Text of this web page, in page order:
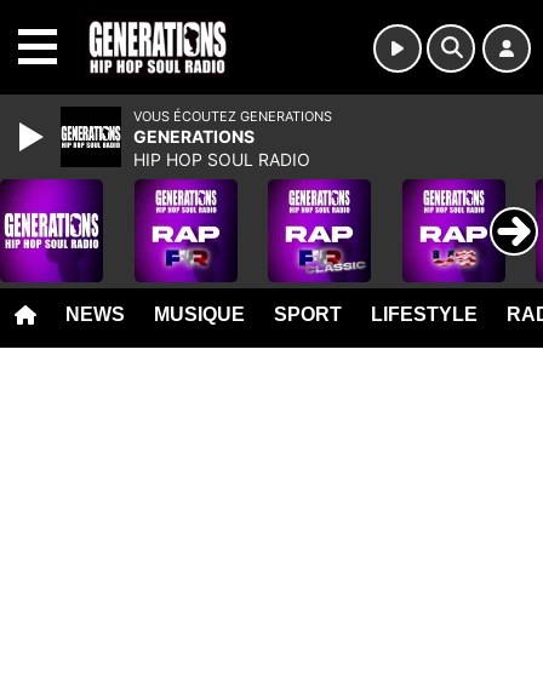
NEWS MUSIQUE SPORT LIFESTYLE
VOUS ÉCOUTEZ GENERATIONS
GENERATIONS
HIP HOP SOUL RADIO